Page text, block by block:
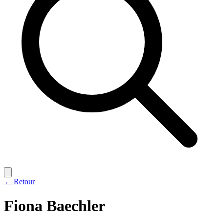
← Retour
Fiona Baechler